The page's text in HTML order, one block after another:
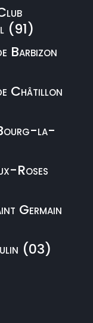
(91)
Barbizon
Châtillon
la-
Roses
Germain
(03)